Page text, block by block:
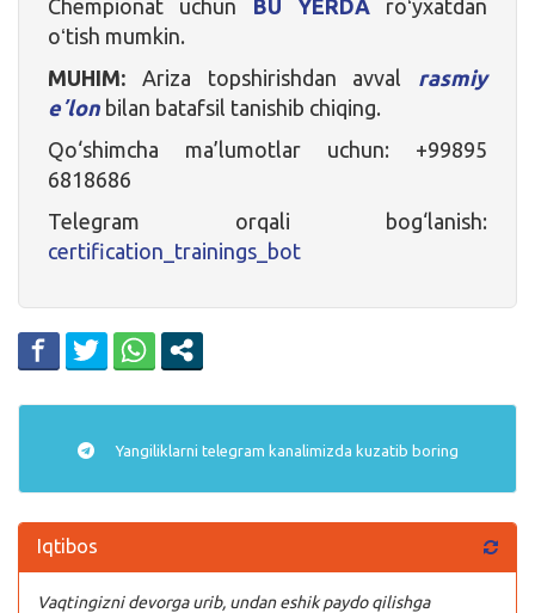
Chempionat uchun BU YERDA roʻyxatdan
oʻtish mumkin.
MUHIM: Ariza topshirishdan avval rasmiy
eʼlon bilan batafsil tanishib chiqing.
Qo‘shimcha ma’lumotlar uchun: +99895
6818686
Telegram orqali bog‘lanish:
certification_trainings_bot
Yangiliklarni telegram kanalimizda kuzatib boring
Iqtibos
Vaqtingizni devorga urib, undan eshik paydo qilishga